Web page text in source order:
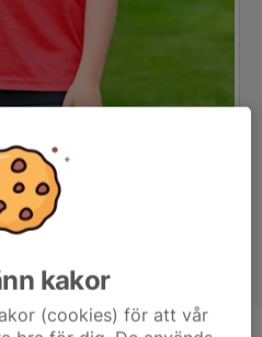
kakor
(cookies) för att vår